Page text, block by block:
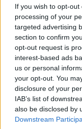
If you wish to opt-
processing of your
targeted advertising
section to confirm
opt-out request is
interest-based ads
us or personal
your opt-out. You
disclosure of your
IAB’s list of
also be disclosed by
Downstream
την με εκείνο
ερωτευμένοι